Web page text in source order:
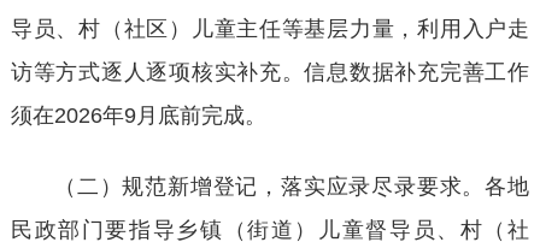
导员、村（社区）儿童主任等基层力量，利用入户走
访等方式逐人逐项核实补充。信息数据补充完善工作
须在2026年9月底前完成。
（二）规范新增登记，落实应录尽录要求。各地
民政部门要指导乡镇（街道）儿童督导员、村（社